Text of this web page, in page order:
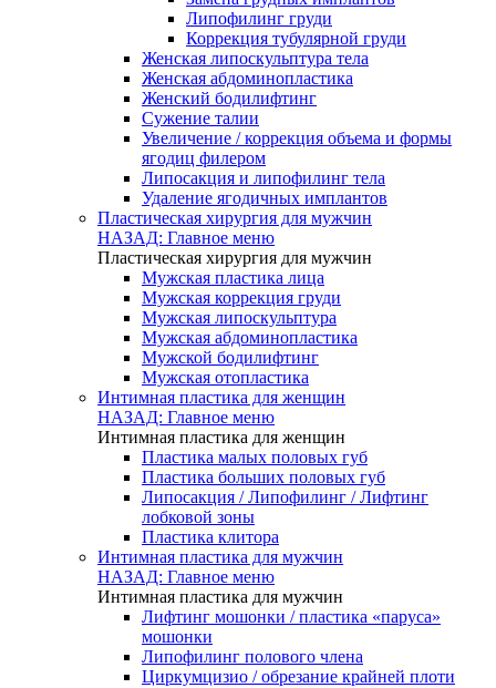
Липофилинг груди
Коррекция тубулярной груди
Женская липоскульптура тела
Женская абдоминопластика
Женский бодилифтинг
Сужение талии
Увеличение / коррекция объема и формы
ягодиц филером
Липосакция и липофилинг тела
Удаление ягодичных имплантов
Пластическая хирургия для мужчин
НАЗАД: Главное меню
Пластическая хирургия для мужчин
Мужская пластика лица
Мужская коррекция груди
Мужская липоскульптура
Мужская абдоминопластика
Мужской бодилифтинг
Мужская отопластика
Интимная пластика для женщин
НАЗАД: Главное меню
Интимная пластика для женщин
Пластика малых половых губ
Пластика больших половых губ
Липосакция / Липофилинг / Лифтинг
лобковой зоны
Пластика клитора
Интимная пластика для мужчин
НАЗАД: Главное меню
Интимная пластика для мужчин
Лифтинг мошонки / пластика «паруса»
мошонки
Липофилинг полового члена
Циркумцизио / обрезание крайней плоти